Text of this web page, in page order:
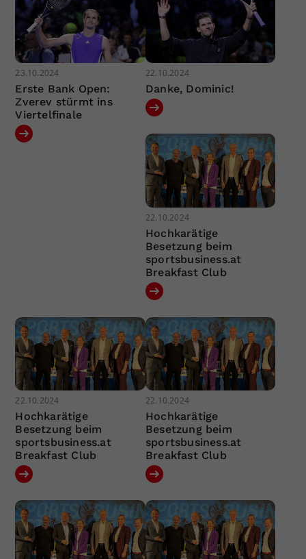
23.10.2024
Erste Bank Open:
Zverev stürmt ins
Viertelfinale
22.10.2024
Danke, Dominic!
22.10.2024
Hochkarätige
Besetzung beim
sportsbusiness.at
Breakfast Club
22.10.2024
Hochkarätige
Besetzung beim
sportsbusiness.at
Breakfast Club
22.10.2024
Hochkarätige
Besetzung beim
sportsbusiness.at
Breakfast Club